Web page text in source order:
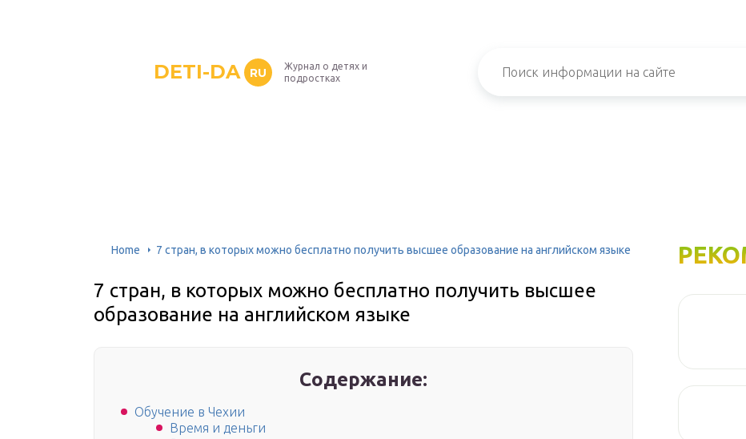
DETI-DA RU
Журнал о детях и
подростках
Home 7 стран, в которых можно бесплатно получить высшее образование на английском языке
7 стран, в которых можно бесплатно получить высшее
образование на английском языке
Содержание:
Обучение в Чехии
Время и деньги